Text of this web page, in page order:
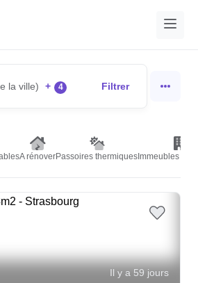
la ville) + 4 Filtrer
A rénoverPassoires thermiques Immeubles de
Il y a 59 jours